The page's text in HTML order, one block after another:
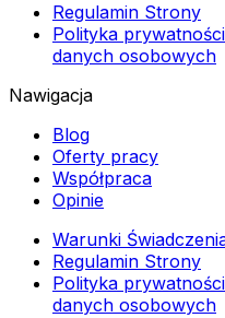
Regulamin Strony
Polityka
danych osobowych
Nawigacja
Blog
Oferty pracy
Współpraca
Opinie
Warunki
Regulamin Strony
Polityka
danych osobowych